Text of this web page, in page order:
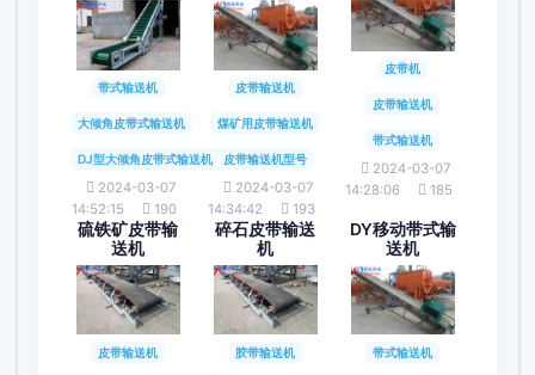
带式输送机
大倾角皮带式输送机
DJ型大倾角皮带式输送机
2024-03-07
14:52:15
190
皮带输送机
煤矿用皮带输送机
皮带输送机型号
2024-03-07
14:34:42
193
皮带机
皮带输送机
带式输送机
2024-03-07
14:28:06
185
硫铁矿皮带输
送机
皮带输送机
碎石皮带输送
机
胶带输送机
DY移动带式输
送机
带式输送机